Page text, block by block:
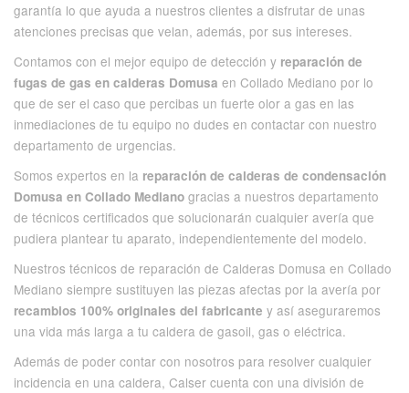
garantía lo que ayuda a nuestros clientes a disfrutar de unas
atenciones precisas que velan, además, por sus intereses.
Contamos con el mejor equipo de detección y reparación de
fugas de gas en calderas Domusa en Collado Mediano por lo
que de ser el caso que percibas un fuerte olor a gas en las
inmediaciones de tu equipo no dudes en contactar con nuestro
departamento de urgencias.
Somos expertos en la reparación de calderas de condensación
Domusa en Collado Mediano gracias a nuestros departamento
de técnicos certificados que solucionarán cualquier avería que
pudiera plantear tu aparato, independientemente del modelo.
Nuestros técnicos de reparación de Calderas Domusa en Collado
Mediano siempre sustituyen las piezas afectas por la avería por
recambios 100% originales del fabricante y así aseguraremos
una vida más larga a tu caldera de gasoil, gas o eléctrica.
Además de poder contar con nosotros para resolver cualquier
incidencia en una caldera, Calser cuenta con una división de